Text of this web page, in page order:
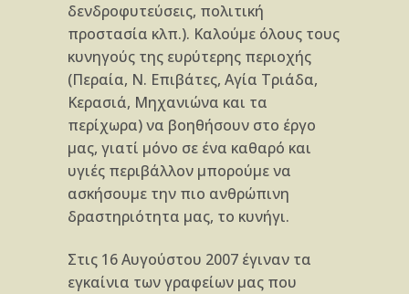
δενδροφυτεύσεις, πολιτική
προστασία κλπ.). Καλούμε όλους τους
κυνηγούς της ευρύτερης περιοχής
(Περαία, Ν. Επιβάτες, Αγία Τριάδα,
Κερασιά, Μηχανιώνα και τα
περίχωρα) να βοηθήσουν στο έργο
μας, γιατί μόνο σε ένα καθαρό και
υγιές περιβάλλον μπορούμε να
ασκήσουμε την πιο ανθρώπινη
δραστηριότητα μας, το κυνήγι.
Στις 16 Αυγούστου 2007 έγιναν τα
εγκαίνια των γραφείων μας που